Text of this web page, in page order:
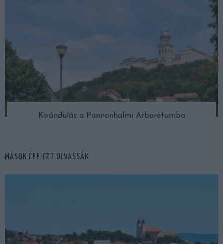
Kirándulás a Pannonhalmi Arborétumba
MÁSOK ÉPP EZT OLVASSÁK